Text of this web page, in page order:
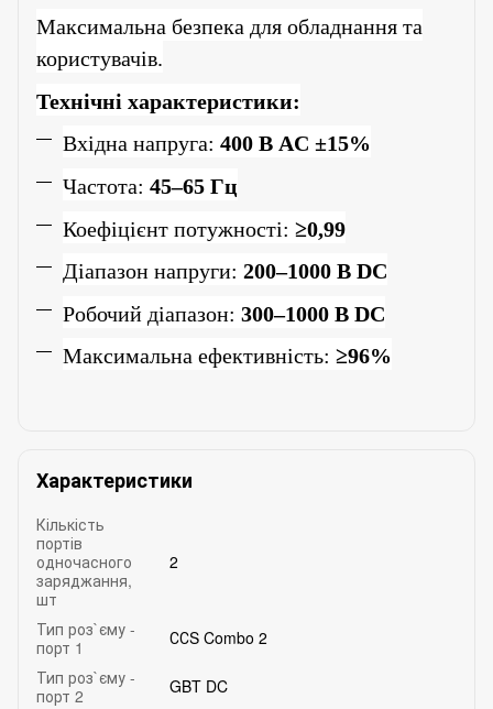
Максимальна безпека для обладнання та
користувачів.
Технічні характеристики:
Вхідна напруга: 400 В AC ±15%
Частота: 45–65 Гц
Коефіцієнт потужності: ≥0,99
Діапазон напруги: 200–1000 В DC
Робочий діапазон: 300–1000 В DC
Максимальна ефективність: ≥96%
Характеристики
Кількість
портів
одночасного
заряджання,
шт
2
Тип роз`єму -
порт 1
ССS Combo 2
Тип роз`єму -
порт 2
GBT DC